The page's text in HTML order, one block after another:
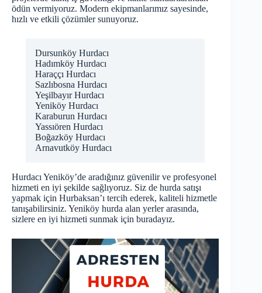
ödün vermiyoruz. Modern ekipmanlarımız sayesinde,
hızlı ve etkili çözümler sunuyoruz.
Dursunköy Hurdacı
Hadımköy Hurdacı
Haraççı Hurdacı
Sazlıbosna Hurdacı
Yeşilbayır Hurdacı
Yeniköy Hurdacı
Karaburun Hurdacı
Yassıören Hurdacı
Boğazköy Hurdacı
Arnavutköy Hurdacı
Hurdacı Yeniköy’de aradığınız güvenilir ve profesyonel
hizmeti en iyi şekilde sağlıyoruz. Siz de hurda satışı
yapmak için Hurbaksan’ı tercih ederek, kaliteli hizmetle
tanışabilirsiniz. Yeniköy hurda alan yerler arasında,
sizlere en iyi hizmeti sunmak için buradayız.